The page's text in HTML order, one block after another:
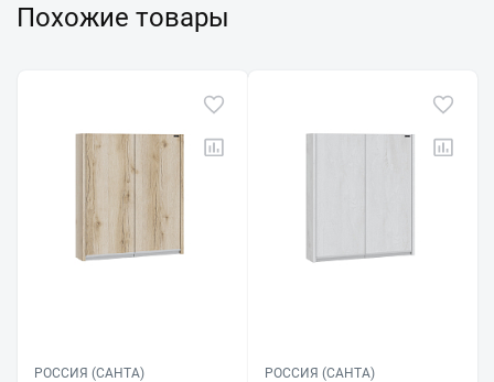
Похожие товары
РОССИЯ (САНТА) РОССИЯ (САНТА)